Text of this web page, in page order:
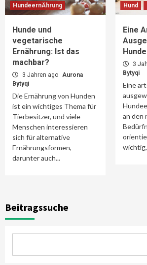
HundeernÄhrung
Hunde und
vegetarische
Ernährung: Ist das
machbar?
3 Jahren ago Aurona
Bytyqi
Die Ernährung von Hunden
ist ein wichtiges Thema für
Tierbesitzer, und viele
Menschen interessieren
sich für alternative
Ernährungsformen,
darunter auch...
Hund
Eine
3
Bytyqi
Eine
an den
Beitragssuche